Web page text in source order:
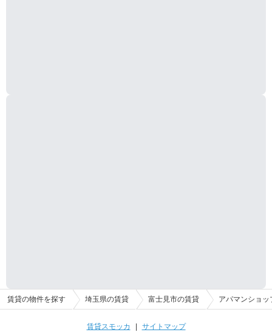
賃貸の物件を探す 埼玉県の賃貸 富士見市の賃貸 アパマンショ
賃貸スモッカ サイトマップ